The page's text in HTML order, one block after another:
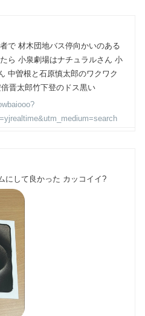
で 材木団地バス停向かいのある
ら 小泉劇場はナチュラルさん 小
中曽根と石原慎太郎のワクワク
晋太郎竹下登のドス黒い
にして良かった カッコイイ?